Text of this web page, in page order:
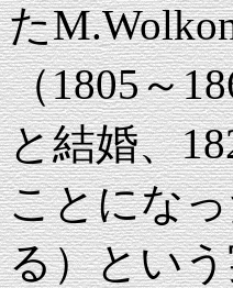
た
（1805～
と結婚、
ことにな
る）とい